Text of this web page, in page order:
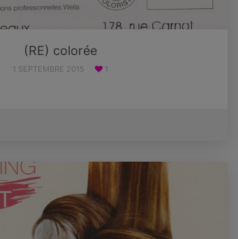
(RE) colorée
1 SEPTEMBRE 2015 1